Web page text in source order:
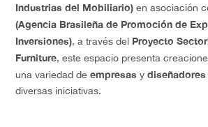
Industrias del Mobiliario) en asociación
(Agencia Brasileña de Promoción de
Inversiones), a través del Proyecto
Furniture, este espacio presenta
una variedad de empresas y diseñadores
diversas iniciativas.